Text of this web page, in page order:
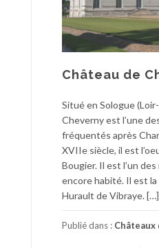
Château de
Situé en Sologue
Cheverny est l’une
fréquentés après
XVIIe siècle, il est
Bougier. Il est l’un
encore habité. Il est
Hurault de Vibraye. […]
Publié dans : Châteaux